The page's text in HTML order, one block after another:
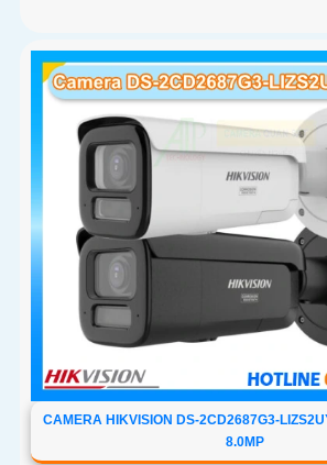
CAMERA HIKVISION DS-2CD2687G3-
8.0MP